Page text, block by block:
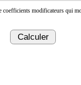
coefficients modificateurs qui
Calculer